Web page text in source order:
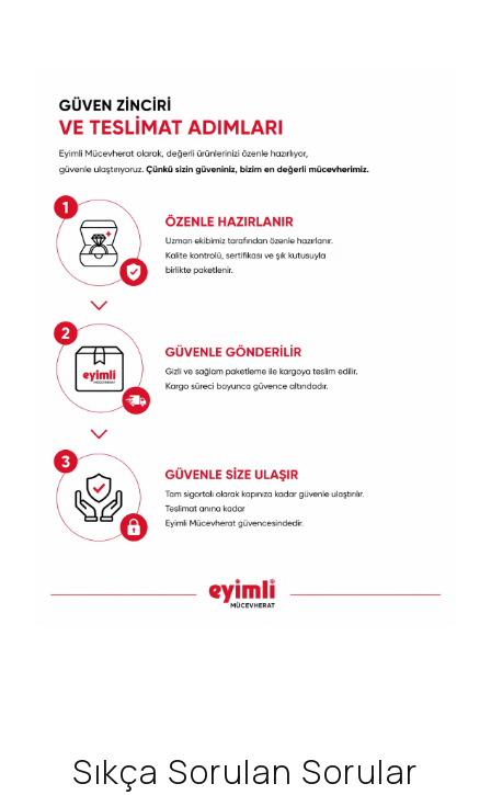
Sıkça Sorulan Sorular